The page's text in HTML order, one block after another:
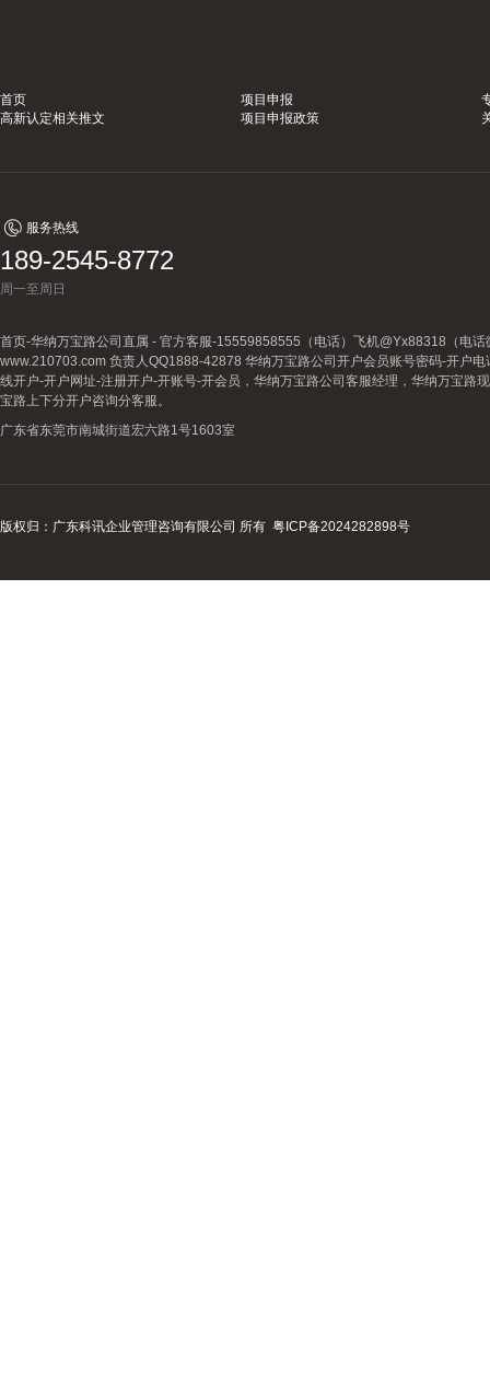
首页 项目申报
高新认定相关推文
项目申报政策
服务热线
189-2545-8772
周一至周日
首页-华纳万宝路公司直属 - 官方客服-15559858555（电话）飞机@Yx88318（电
www.210703.com 负责人QQ1888-42878 华纳万宝路公司开户会员账号密码-开户
线开户-开户网址-注册开户-开账号-开会员，华纳万宝路公司客服经理，华纳万宝路
宝路上下分开户咨询分客服。
广东省东莞市南城街道宏六路1号1603室
版权归：广东科讯企业管理咨询有限公司 所有 粤ICP备2024282898号